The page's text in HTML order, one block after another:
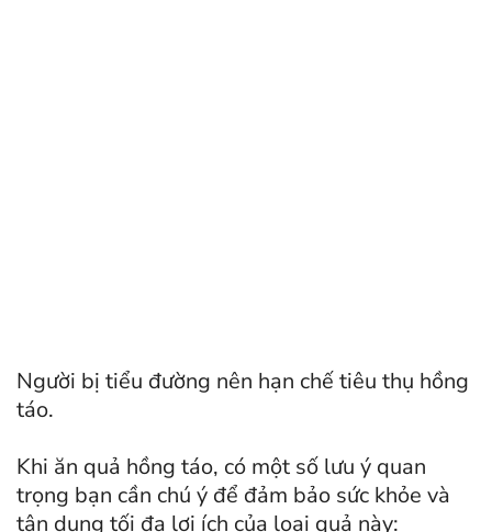
Người bị tiểu đường nên hạn chế tiêu thụ hồng
táo.
Khi ăn quả hồng táo, có một số lưu ý quan
trọng bạn cần chú ý để đảm bảo sức khỏe và
tận dụng tối đa lợi ích của loại quả này: